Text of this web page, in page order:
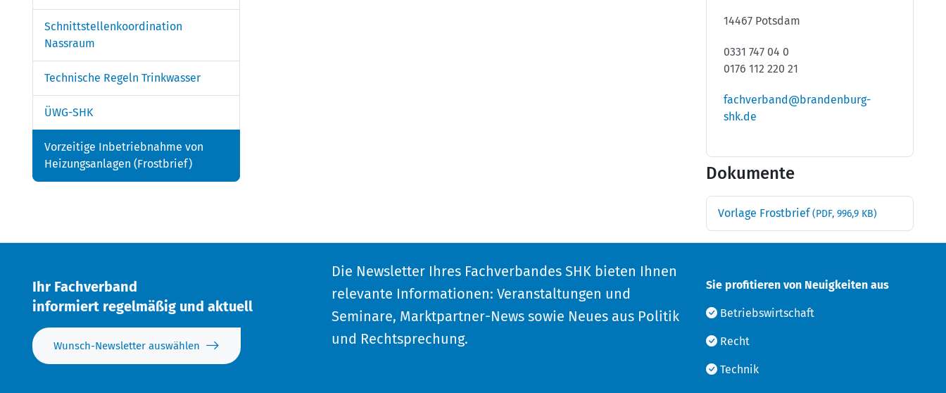
Schnittstellenkoordination
Nassraum
Technische Regeln Trinkwasser
ÜWG-SHK
Vorzeitige Inbetriebnahme von
Heizungsanlagen (Frostbrief)
14467 Potsdam
0331 747 04 0
0176 112 220 21
fachverband@brandenburg-
shk.de
Dokumente
Vorlage Frostbrief(PDF, 996,9 KB)
Ihr Fachverband
informiert regelmäßig und aktuell
Wunsch-Newsletter auswählen
Die Newsletter Ihres Fachverbandes SHK bieten Ihnen
relevante Informationen: Veranstaltungen und
Seminare, Marktpartner-News sowie Neues aus Politik
und Rechtsprechung.
Sie profitieren von Neuigkeiten aus
Betriebswirtschaft
Recht
Technik